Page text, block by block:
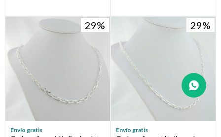
29
Envío gratis
29
Envío gratis